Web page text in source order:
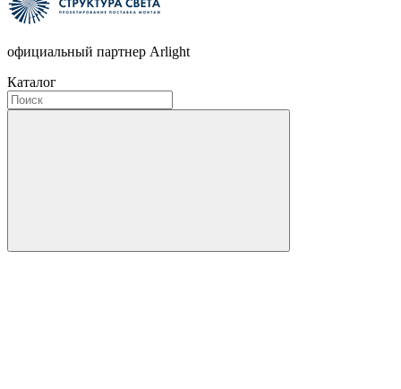
официальный партнер Arlight
Каталог